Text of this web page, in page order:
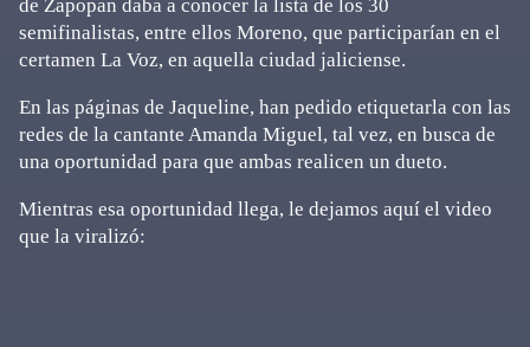
de Zapopan daba a conocer la lista de los 30
semifinalistas, entre ellos Moreno, que participarían en el
certamen La Voz, en aquella ciudad jaliciense.
En las páginas de Jaqueline, han pedido etiquetarla con las
redes de la cantante Amanda Miguel, tal vez, en busca de
una oportunidad para que ambas realicen un dueto.
Mientras esa oportunidad llega, le dejamos aquí el video
que la viralizó: